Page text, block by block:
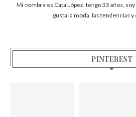
Mi nombre es Cata López, tengo 33 años,
gusta la moda, las tendencias y
PINTEREST